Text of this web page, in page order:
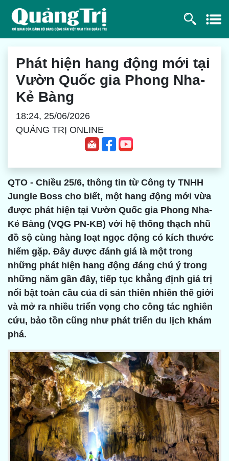
Phát hiện hang động mới tại
Vườn Quốc gia Phong Nha-
Kẻ Bàng
18:24, 25/06/2026
QUẢNG TRỊ ONLINE
QTO - Chiều 25/6, thông tin từ Công ty TNHH
Jungle Boss cho biết, một hang động mới vừa
được phát hiện tại Vườn Quốc gia Phong Nha-
Kẻ Bàng (VQG PN-KB) với hệ thống thạch nhũ
đồ sộ cùng hàng loạt ngọc động có kích thước
hiếm gặp. Đây được đánh giá là một trong
những phát hiện hang động đáng chú ý trong
những năm gần đây, tiếp tục khẳng định giá trị
nổi bật toàn cầu của di sản thiên nhiên thế giới
và mở ra nhiều triển vọng cho công tác nghiên
cứu, bảo tồn cũng như phát triển du lịch khám
phá.